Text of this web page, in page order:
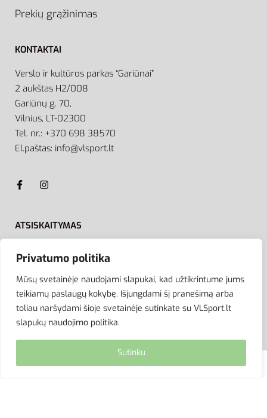
Privatumo politika
Mūsų svetainėje naudojami slapukai, kad užtikrintume jums
teikiamų paslaugų kokybę. Išjungdami šį pranešimą arba
toliau naršydami šioje svetainėje sutinkate su VLSport.lt
slapukų naudojimo politika.
Sutinku
Prekių grąžinimas
KONTAKTAI
Verslo ir kultūros parkas “Gariūnai”
2 aukštas H2/008
Gariūnų g. 70,
Vilnius, LT-02300
Tel. nr.: +370 698 38570
El.paštas: info@vlsport.lt
ATSISKAITYMAS